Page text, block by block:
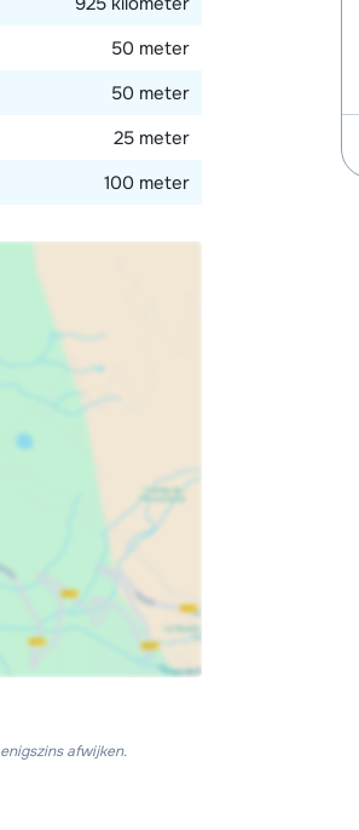
50 meter
50 meter
25 meter
100 meter
afwijken.